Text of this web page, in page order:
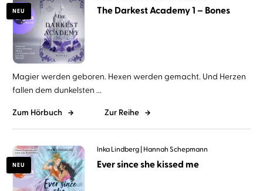
NEU The Darkest Academy 1 – Bones
Magier werden geboren. Hexen werden gemacht. Und Herzen
fallen dem dunkelsten ...
Zum Hörbuch Zur Reihe
NEU
Inka Lindberg Hannah Schepmann
Ever since she kissed me